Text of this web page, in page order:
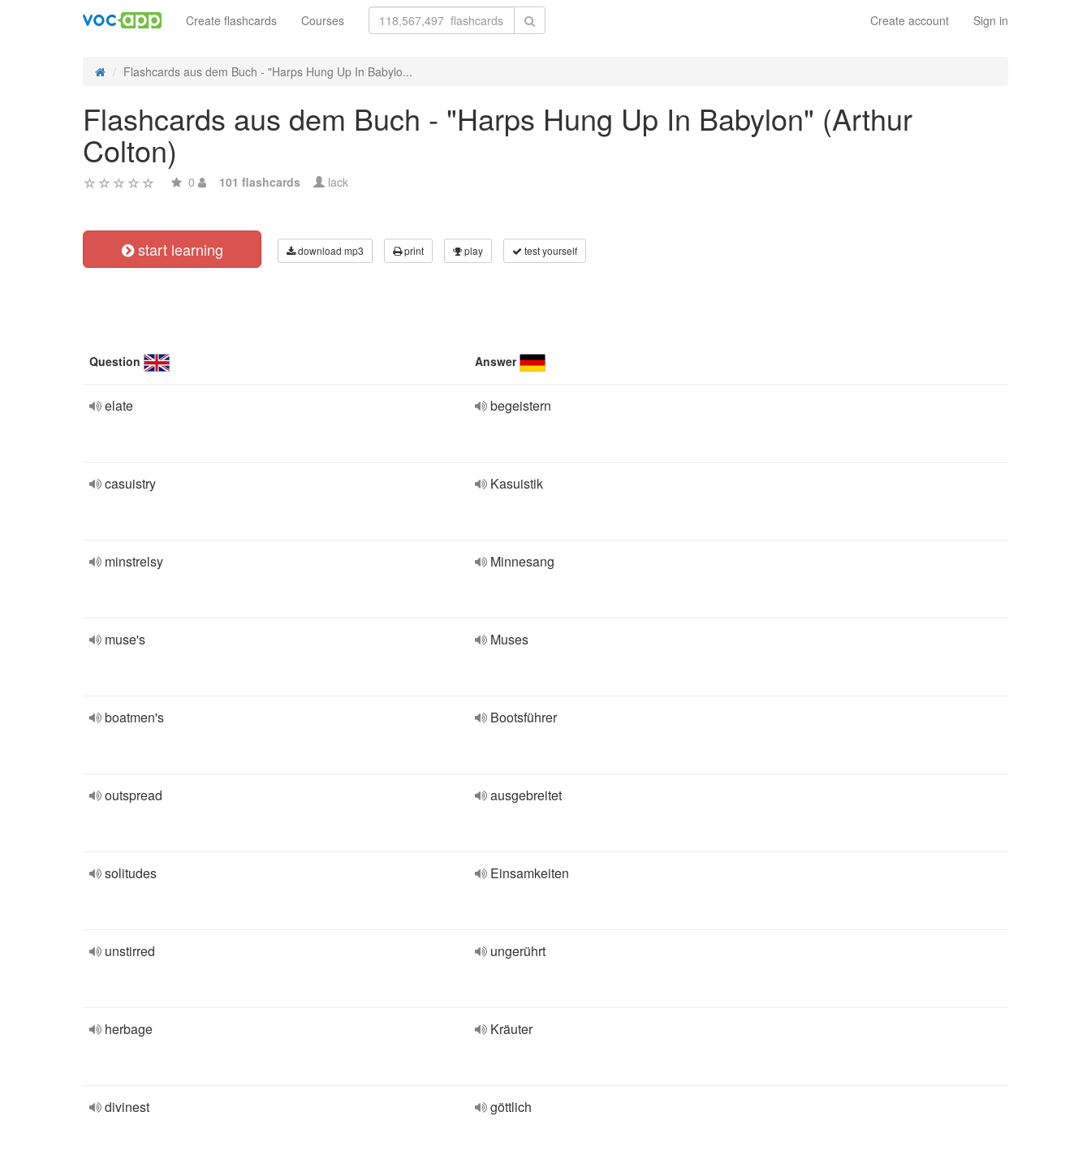
Create account Sign in
Create flashcards Courses
Flashcards aus dem Buch - "Harps Hung Up In Babylo...
Flashcards aus dem Buch - "Harps Hung Up In Babylon" (Arthur
Colton)
0 101 flashcards lack
start learning download mp3 print play test yourself
Question Answer
elate begeistern
casuistry Kasuistik
minstrelsy Minnesang
muse's Muses
boatmen's Bootsführer
outspread ausgebreitet
solitudes Einsamkeiten
unstirred ungerührt
herbage Kräuter
divinest göttlich